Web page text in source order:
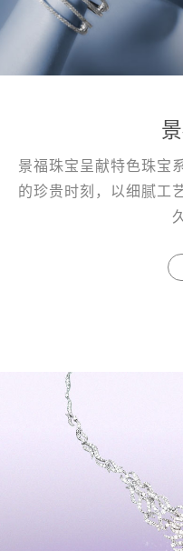
景福珠宝呈献特色珠宝
的珍贵时刻，以细腻工